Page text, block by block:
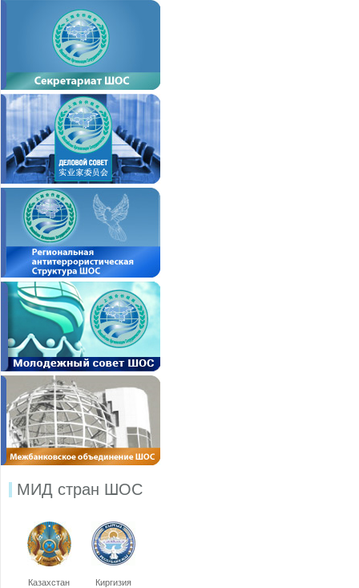
МИД стран ШОС
Казахстан Киргизия